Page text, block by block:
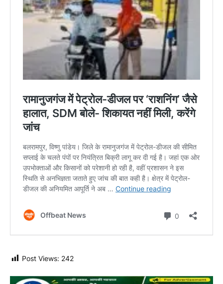
Post Views: 242